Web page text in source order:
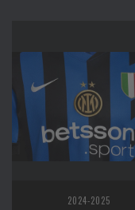
2024-2025